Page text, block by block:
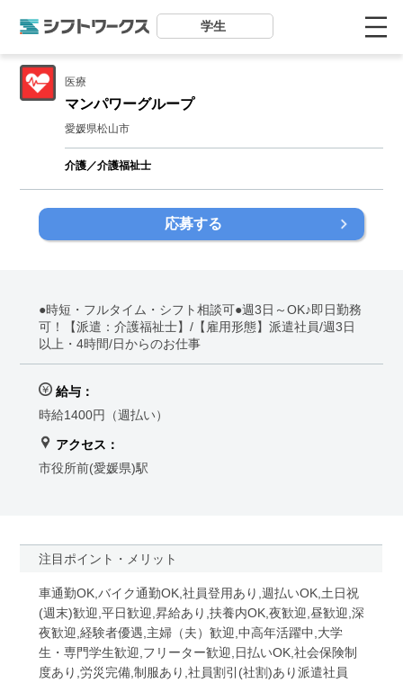
学生
医療
マンパワーグループ
愛媛県松山市
介護／介護福祉士
応募する
●時短・フルタイム・シフト相談可●週3日～OK♪即日勤務
可！【派遣：介護福祉士】/【雇用形態】派遣社員/週3日
以上・4時間/日からのお仕事
給与：
時給1400円（週払い）
アクセス：
市役所前(愛媛県)駅
注目ポイント・メリット
車通勤OK,バイク通勤OK,社員登用あり,週払いOK,土日祝
(週末)歓迎,平日歓迎,昇給あり,扶養内OK,夜歓迎,昼歓迎,深
夜歓迎,経験者優遇,主婦（夫）歓迎,中高年活躍中,大学
生・専門学生歓迎,フリーター歓迎,日払いOK,社会保険制
度あり,労災完備,制服あり,社員割引(社割)あり派遣社員